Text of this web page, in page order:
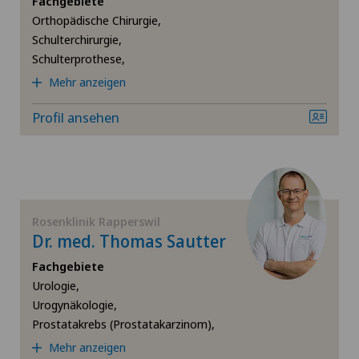
Ellbogenchirurgie
Fersenschmerzen
Frozen Shoulder
Handchirurgie
Hüftarthrose
Hüftchirurgie
Orthopädische Chirurgie,
Schulterchirurgie,
Schulterprothese,
Mehr anzeigen
Profil ansehen
Rosenklinik Rapperswil
Dr. med. Thomas Sautter
Fachgebiete
Urologie,
Urogynäkologie,
Prostatakrebs (Prostatakarzinom),
Mehr anzeigen